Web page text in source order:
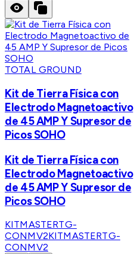
TOTAL GROUND
Kit de Tierra Física con
Electrodo Magnetoactivo
de 45 AMP Y Supresor de
Picos SOHO
Kit de Tierra Física con
Electrodo Magnetoactivo
de 45 AMP Y Supresor de
Picos SOHO
KITMASTERTG-
CONMV2KITMASTERTG-
CONMV2